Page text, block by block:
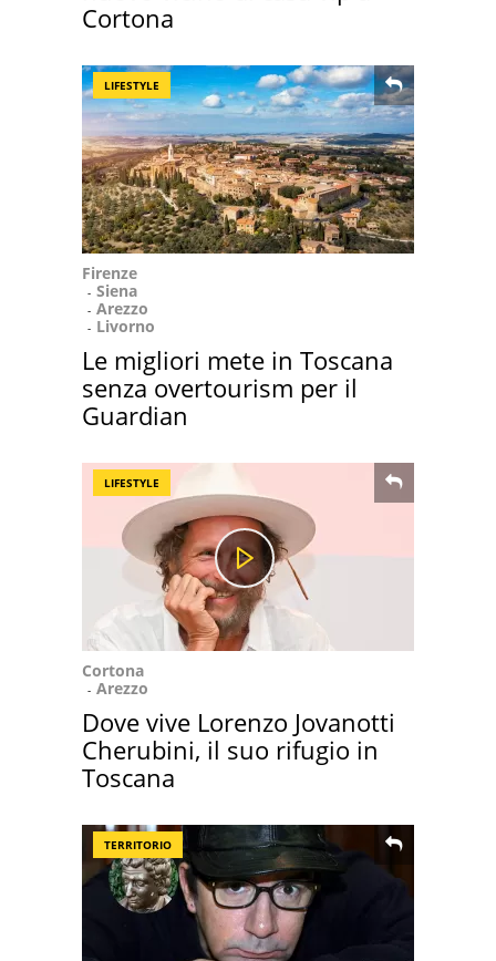
Cortona
LIFESTYLE
Firenze
Siena
Arezzo
Livorno
Le migliori mete in Toscana
senza overtourism per il
Guardian
LIFESTYLE
Cortona
Arezzo
Dove vive Lorenzo Jovanotti
Cherubini, il suo rifugio in
Toscana
TERRITORIO